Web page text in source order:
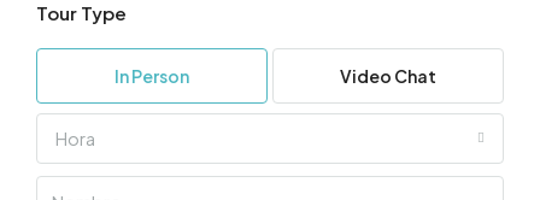
Tour Type
In Person Video Chat
Hora